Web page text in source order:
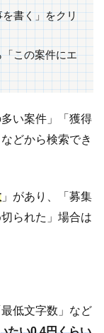
書く」をクリ
この案件にエ
い案件」「獲得
どから検索でき
」があり、「募集
られた」場合は
低文字数」など